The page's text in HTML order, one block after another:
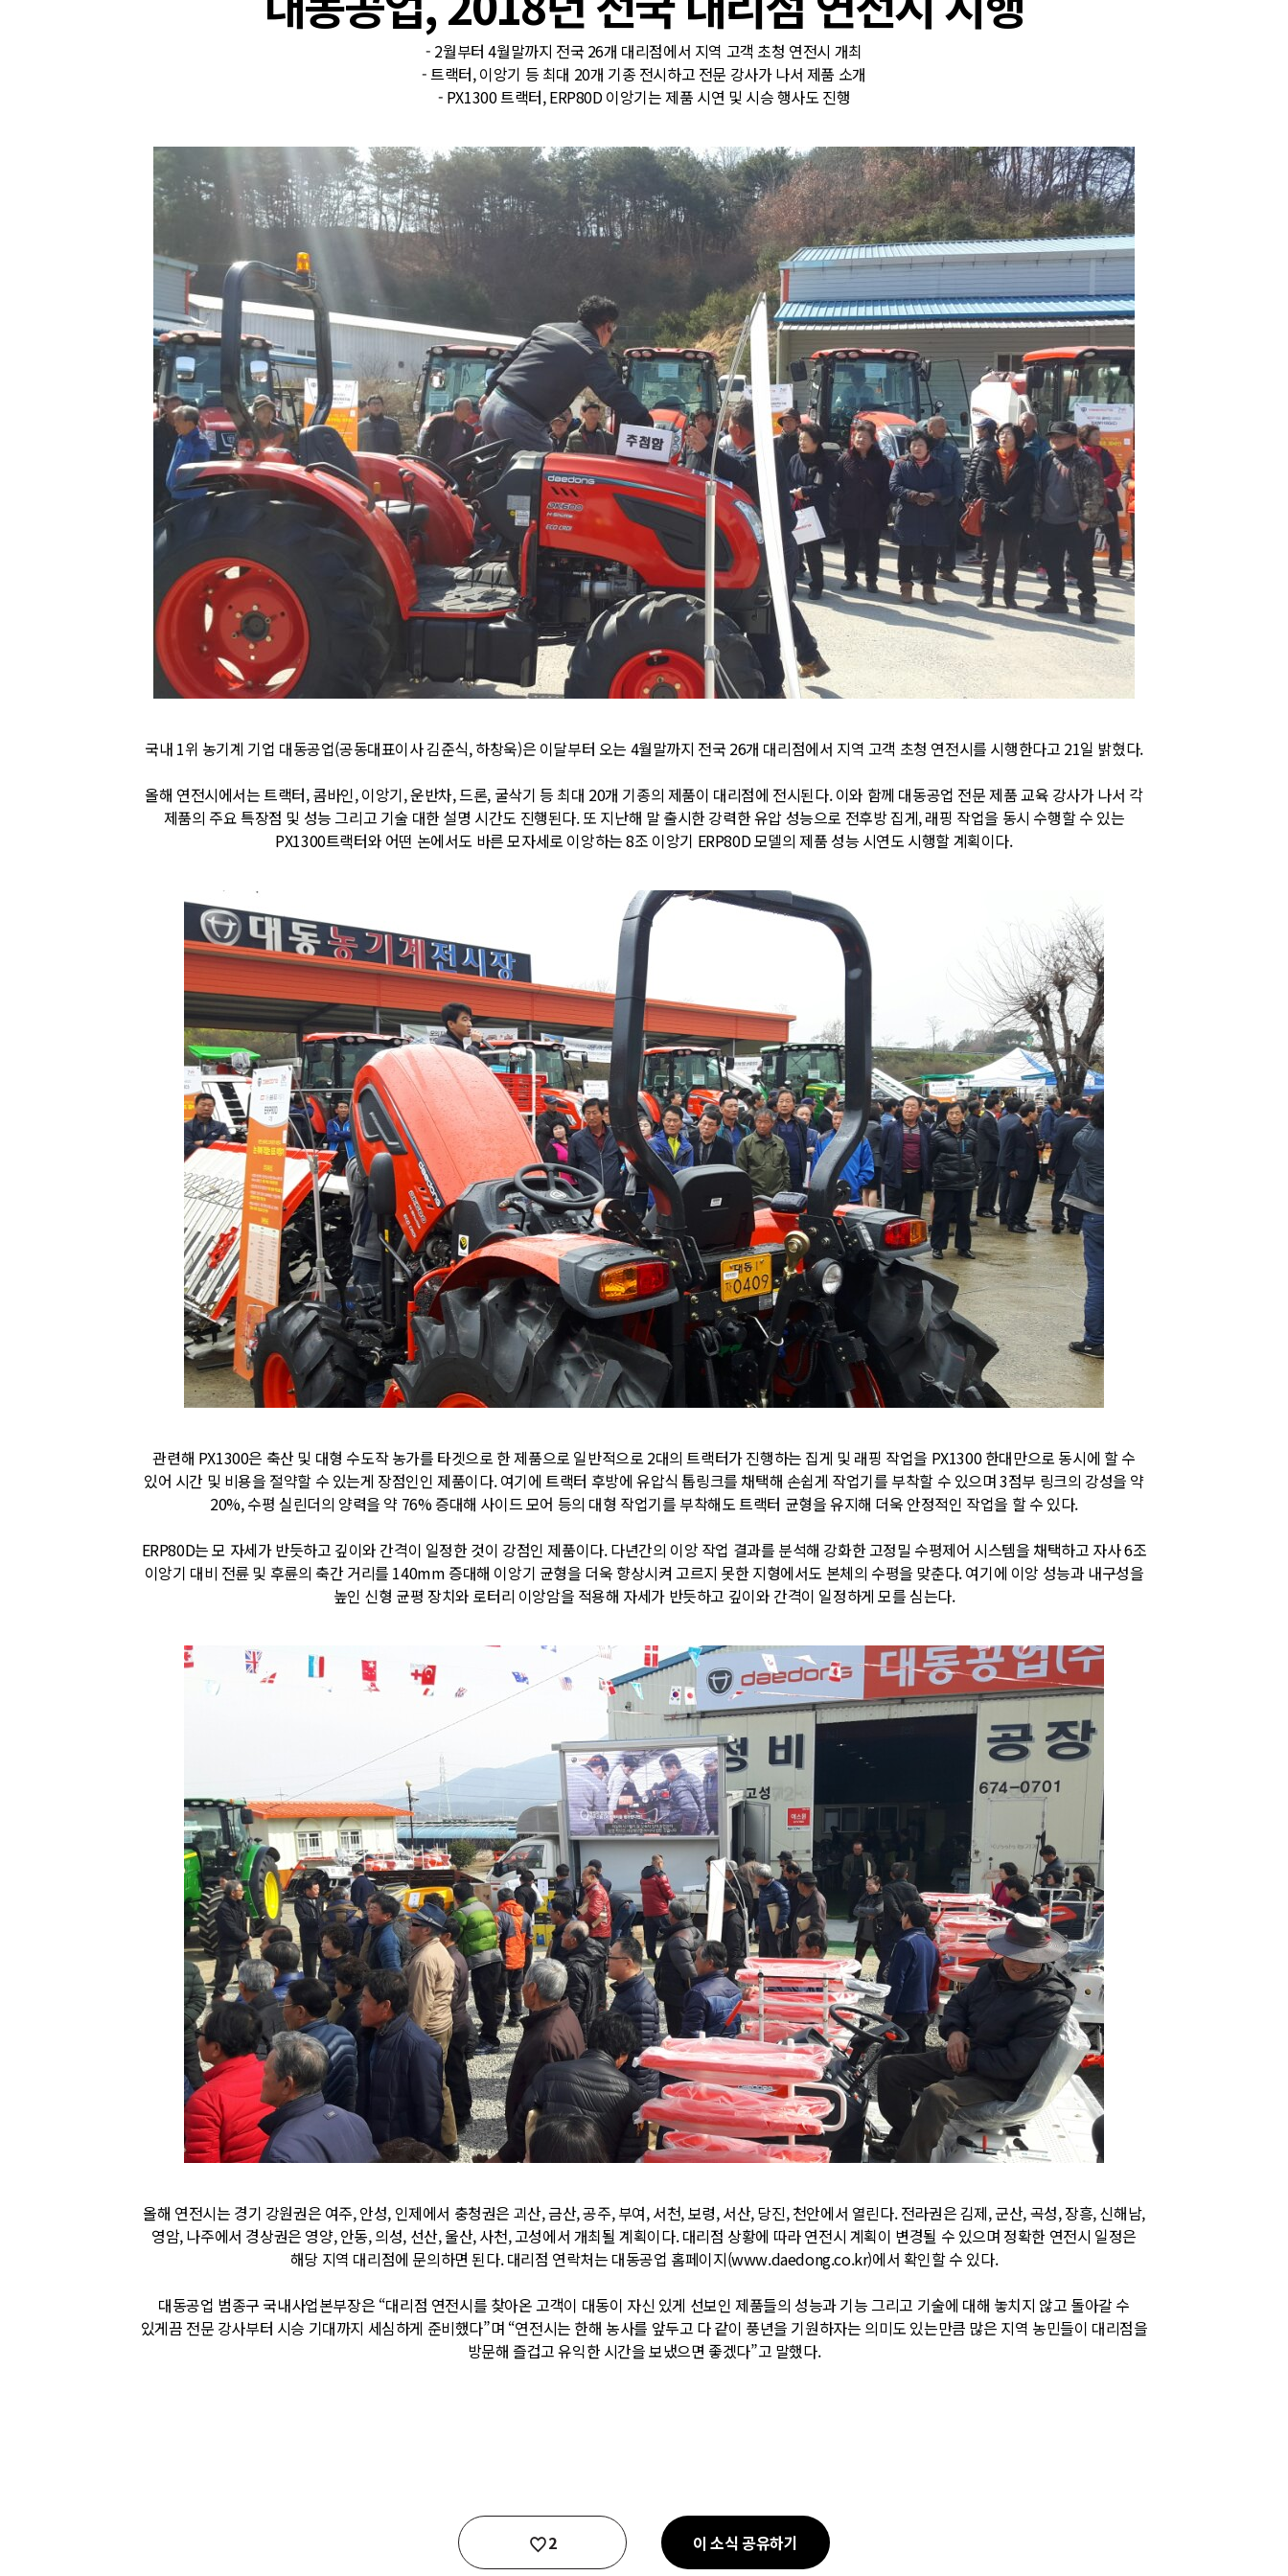
- 2월부터 4월말까지 전국 26개 대리점에서 지역 고객 초청 연전시 개최
- 트랙터, 이앙기 등 최대 20개 기종 전시하고 전문 강사가 나서 제품 소개
- PX1300 트랙터, ERP80D 이앙기는 제품 시연 및 시승 행사도 진행
국내 1위 농기계 기업 대동공업(공동대표이사 김준식, 하창욱)은 이달부터 오는 4월말까지 전국 26개 대리점에서 지역 고객 초청 연전시를 시행한다고 21일 밝혔다.
올해 연전시에서는 트랙터, 콤바인, 이앙기, 운반차, 드론, 굴삭기 등 최대 20개 기종의 제품이 대리점에 전시된다. 이와 함께 대동공업 전문 제품 교육 강사가 나서 각
제품의 주요 특장점 및 성능 그리고 기술 대한 설명 시간도 진행된다. 또 지난해 말 출시한 강력한 유압 성능으로 전후방 집게, 래핑 작업을 동시 수행할 수 있는
PX1300트랙터와 어떤 논에서도 바른 모자세로 이앙하는 8조 이앙기 ERP80D 모델의 제품 성능 시연도 시행할 계획이다.
관련해 PX1300은 축산 및 대형 수도작 농가를 타겟으로 한 제품으로 일반적으로 2대의 트랙터가 진행하는 집게 및 래핑 작업을 PX1300 한대만으로 동시에 할 수
있어 시간 및 비용을 절약할 수 있는게 장점인인 제품이다. 여기에 트랙터 후방에 유압식 톱링크를 채택해 손쉽게 작업기를 부착할 수 있으며 3점부 링크의 강성을 약
20%, 수평 실린더의 양력을 약 76% 증대해 사이드 모어 등의 대형 작업기를 부착해도 트랙터 균형을 유지해 더욱 안정적인 작업을 할 수 있다.
ERP80D는 모 자세가 반듯하고 깊이와 간격이 일정한 것이 강점인 제품이다. 다년간의 이앙 작업 결과를 분석해 강화한 고정밀 수평제어 시스템을 채택하고 자사 6조
이앙기 대비 전륜 및 후륜의 축간 거리를 140mm 증대해 이앙기 균형을 더욱 향상시켜 고르지 못한 지형에서도 본체의 수평을 맞춘다. 여기에 이앙 성능과 내구성을
높인 신형 균평 장치와 로터리 이앙암을 적용해 자세가 반듯하고 깊이와 간격이 일정하게 모를 심는다.
올해 연전시는 경기 강원권은 여주, 안성, 인제에서 충청권은 괴산, 금산, 공주, 부여, 서천, 보령, 서산, 당진, 천안에서 열린다. 전라권은 김제, 군산, 곡성, 장흥, 신해남,
영암, 나주에서 경상권은 영양, 안동, 의성, 선산, 울산, 사천, 고성에서 개최될 계획이다. 대리점 상황에 따라 연전시 계획이 변경될 수 있으며 정확한 연전시 일정은
해당 지역 대리점에 문의하면 된다. 대리점 연락처는 대동공업 홈페이지(www.daedong.co.kr)에서 확인할 수 있다.
대동공업 범종구 국내사업본부장은 “대리점 연전시를 찾아온 고객이 대동이 자신 있게 선보인 제품들의 성능과 기능 그리고 기술에 대해 놓치지 않고 돌아갈 수
있게끔 전문 강사부터 시승 기대까지 세심하게 준비했다”며 “연전시는 한해 농사를 앞두고 다 같이 풍년을 기원하자는 의미도 있는만큼 많은 지역 농민들이 대리점을
방문해 즐겁고 유익한 시간을 보냈으면 좋겠다”고 말했다.
2좋아요 이 소식 공유하기